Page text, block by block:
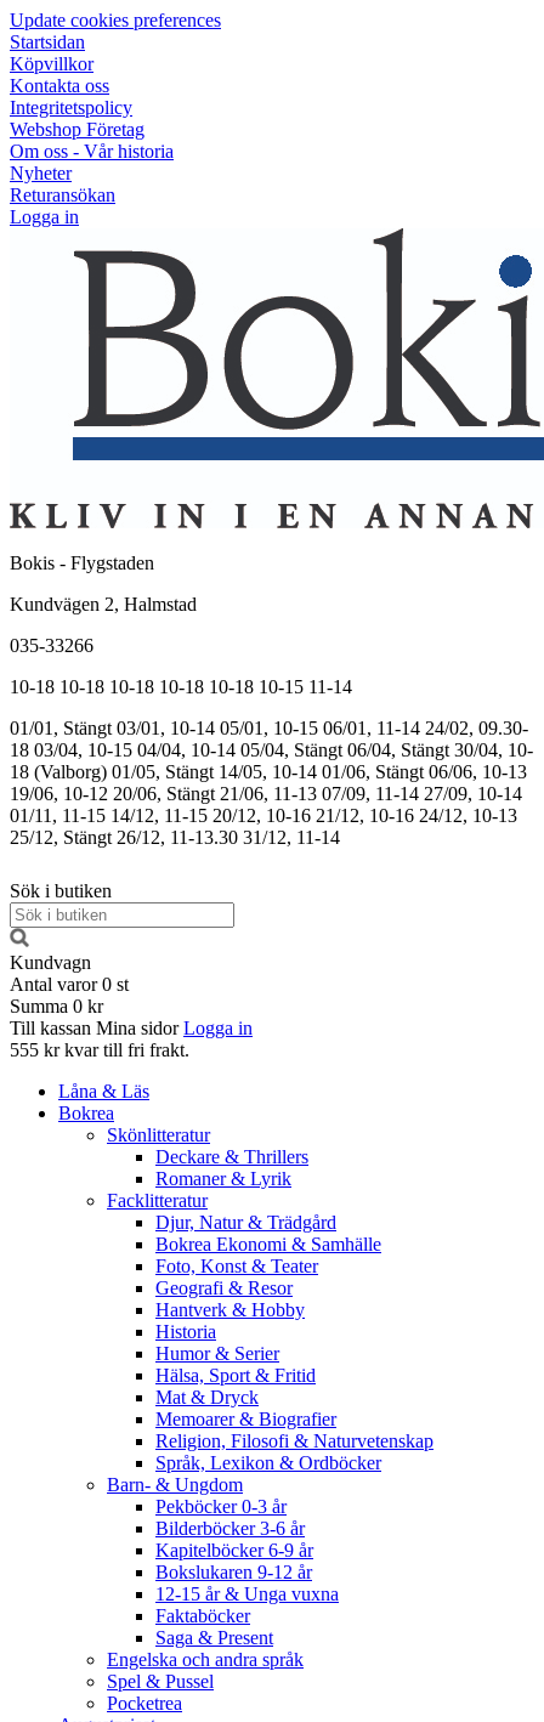
Update cookies preferences
Startsidan
Köpvillkor
Kontakta oss
Integritetspolicy
Webshop Företag
Om oss - Vår historia
Nyheter
Returansökan
Logga in
Bokis - Flygstaden
Kundvägen 2, Halmstad
035-33266
10-18 10-18 10-18 10-18 10-18 10-15 11-14
01/01, Stängt 03/01, 10-14 05/01, 10-15 06/01, 11-14 24/02, 09.30-
18 03/04, 10-15 04/04, 10-14 05/04, Stängt 06/04, Stängt 30/04, 10-
18 (Valborg) 01/05, Stängt 14/05, 10-14 01/06, Stängt 06/06, 10-13
19/06, 10-12 20/06, Stängt 21/06, 11-13 07/09, 11-14 27/09, 10-14
01/11, 11-15 14/12, 11-15 20/12, 10-16 21/12, 10-16 24/12, 10-13
25/12, Stängt 26/12, 11-13.30 31/12, 11-14
Sök i butiken
Kundvagn
Antal varor 0 st
Summa 0 kr
Till kassan Mina sidor Logga in
555 kr kvar till fri frakt.
Låna & Läs
Bokrea
Skönlitteratur
Deckare & Thrillers
Romaner & Lyrik
Facklitteratur
Djur, Natur & Trädgård
Bokrea Ekonomi & Samhälle
Foto, Konst & Teater
Geografi & Resor
Hantverk & Hobby
Historia
Humor & Serier
Hälsa, Sport & Fritid
Mat & Dryck
Memoarer & Biografier
Religion, Filosofi & Naturvetenskap
Språk, Lexikon & Ordböcker
Barn- & Ungdom
Pekböcker 0-3 år
Bilderböcker 3-6 år
Kapitelböcker 6-9 år
Bokslukaren 9-12 år
12-15 år & Unga vuxna
Faktaböcker
Saga & Present
Engelska och andra språk
Spel & Pussel
Pocketrea